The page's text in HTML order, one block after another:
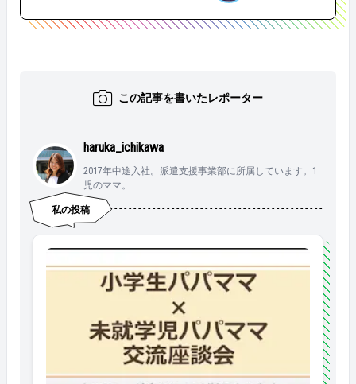
この記事を書いたレポーター
haruka_ichikawa
2017年中途入社。派遣支援事業部に所属しています。1
児のママ。
私の投稿